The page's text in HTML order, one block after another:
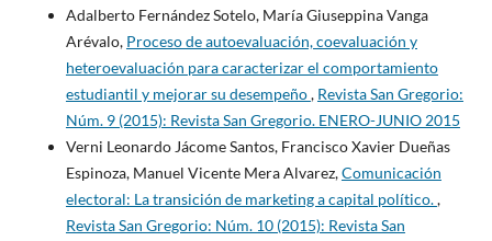
Adalberto Fernández Sotelo, María Giuseppina Vanga
Arévalo, Proceso de autoevaluación, coevaluación y
heteroevaluación para caracterizar el comportamiento
estudiantil y mejorar su desempeño, Revista San Gregorio:
Núm. 9 (2015): Revista San Gregorio. ENERO-JUNIO 2015
Verni Leonardo Jácome Santos, Francisco Xavier Dueñas
Espinoza, Manuel Vicente Mera Alvarez,Comunicación
electoral: La transición de marketing a capital político.,
Revista San Gregorio: Núm. 10 (2015): Revista San